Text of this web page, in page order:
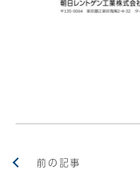
前の記事